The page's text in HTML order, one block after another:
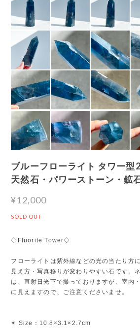
ブルーフローライト タワー
天然石・パワーストーン・鉱
¥12,000
SOLD OUT
◇Fluorite Tower◇
フローライトは紫外線などの光の当たり方に
見え方・写真移りが変わりやすい石です。
は、直射日光下で撮っておりますが、室内
に見えますので、ご注意くださいませ。
✴︎ Size：10.8×3.1×2.7cm